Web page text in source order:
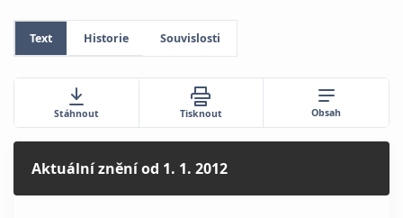
Text Historie Souvislosti
Stáhnout Tisknout Obsah
Aktuální zněníod 1. 1. 2012